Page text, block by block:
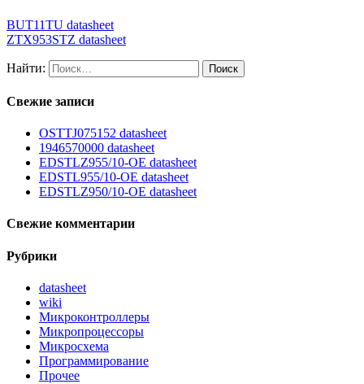
BUT11TU datasheet
ZTX953STZ datasheet
Найти:
Свежие записи
OSTTJ075152 datasheet
1946570000 datasheet
EDSTLZ955/10-OE datasheet
EDSTL955/10-OE datasheet
EDSTLZ950/10-OE datasheet
Свежие комментарии
Рубрики
datasheet
wiki
Микроконтроллеры
Микропроцессоры
Микросхема
Программирование
Прочее